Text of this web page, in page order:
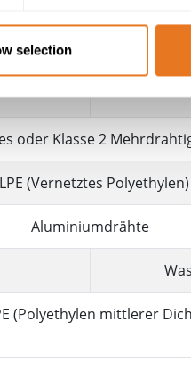
selection
oder Klasse 2
(Vernetztes Polyethylen)
Aluminiumdrähte
(Polyethylen mittlerer